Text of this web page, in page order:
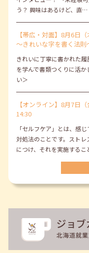
う？ 興味はあるけど、直…
【帯広・対面】8月6日
～きれいな字を書く法則
きれいに丁寧に書かれた
を学んで書類つくりに活
い＞
【オンライン】8月7日
14:30
「セルフケア」とは、感
対処法のことです。スト
につけ、それを実施する